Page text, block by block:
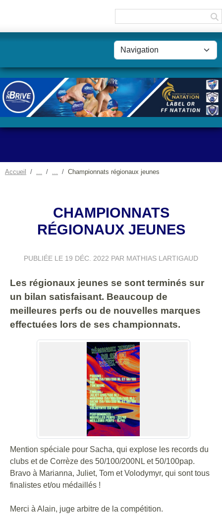
Accueil Championnats régionaux jeunes
CHAMPIONNATS
RÉGIONAUX JEUNES
PUBLIÉE LE 19 DÉC. 2022 PAR MATHIAS LARTIGAUD
Les régionaux jeunes se sont terminés sur
un bilan satisfaisant. Beaucoup de
meilleures perfs ou de nouvelles marques
effectuées lors de ses championnats.
Mention spéciale pour Sacha, qui explose les records du
clubs et de Corrèze des 50/100/200NL et 50/100pap.
Bravo à Marianna, Juliet, Tom et Volodymyr, qui sont tous
finalistes et/ou médaillés !
Merci à Alain, juge arbitre de la compétition.